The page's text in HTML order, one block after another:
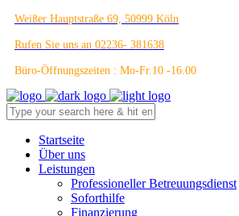
Weißer Hauptstraße 69, 50999 Köln
Rufen Sie uns an 02236- 381638
Büro-Öffnungszeiten : Mo-Fr.10 -16.00
Startseite
Über uns
Leistungen
Professioneller Betreuungsdienst
Soforthilfe
Finanzierung